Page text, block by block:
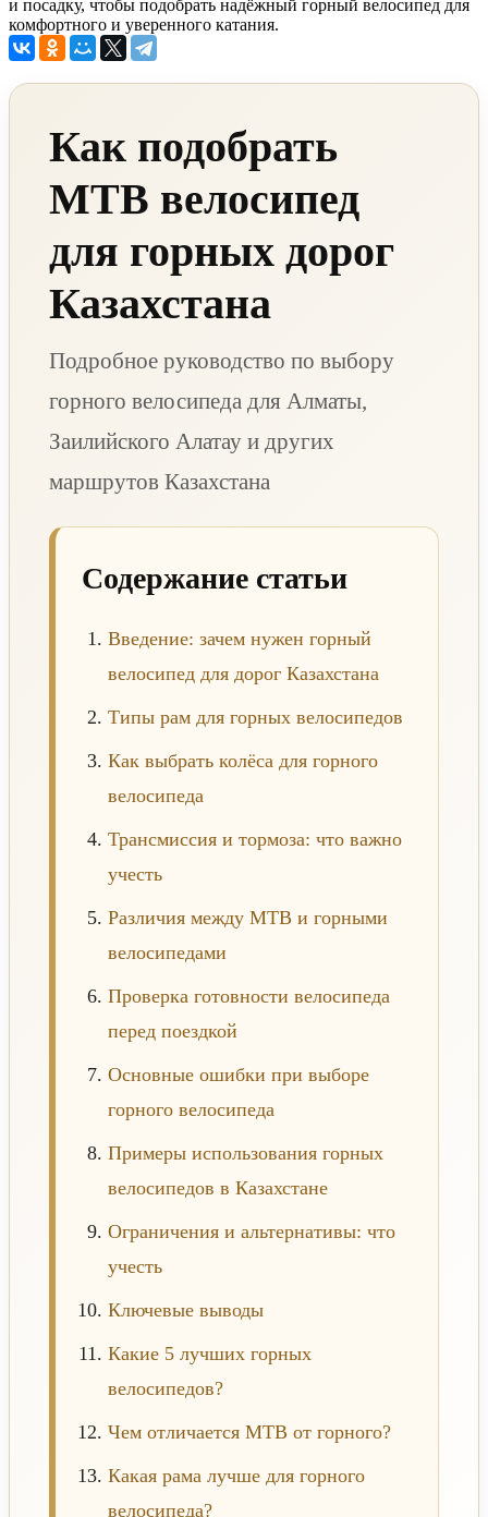
и посадку, чтобы подобрать надёжный горный велосипед для
комфортного и уверенного катания.
Как подобрать
MTB велосипед
для горных дорог
Казахстана
Подробное руководство по выбору
горного велосипеда для Алматы,
Заилийского Алатау и других
маршрутов Казахстана
Содержание статьи
Введение: зачем нужен горный
велосипед для дорог Казахстана
Типы рам для горных велосипедов
Как выбрать колёса для горного
велосипеда
Трансмиссия и тормоза: что важно
учесть
Различия между MTB и горными
велосипедами
Проверка готовности велосипеда
перед поездкой
Основные ошибки при выборе
горного велосипеда
Примеры использования горных
велосипедов в Казахстане
Ограничения и альтернативы: что
учесть
Ключевые выводы
Какие 5 лучших горных
велосипедов?
Чем отличается MTB от горного?
Какая рама лучше для горного
велосипеда?